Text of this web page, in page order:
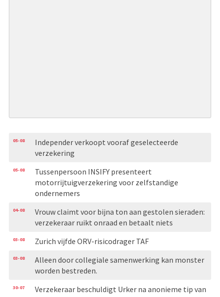
05-08
Independer verkoopt vooraf geselecteerde
verzekering
05-08
Tussenpersoon INSIFY presenteert
motorrijtuigverzekering voor zelfstandige
ondernemers
04-08
Vrouw claimt voor bijna ton aan gestolen sieraden:
verzekeraar ruikt onraad en betaalt niets
03-08 Zurich vijfde ORV-risicodrager TAF
03-08
Alleen door collegiale samenwerking kan monster
worden bestreden.
30-07
Verzekeraar beschuldigt Urker na anonieme tip van